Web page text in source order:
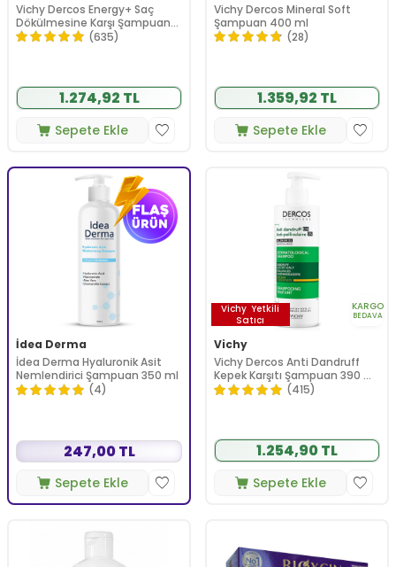
Vichy Dercos Energy+ Saç
Dökülmesine Karşı Şampuan
400 ml
(635)
1.274,92 TL
Sepete Ekle
Vichy Dercos Mineral Soft
Şampuan 400 ml
(28)
1.359,92 TL
Sepete Ekle
İdea Derma
İdea Derma Hyaluronik Asit
Nemlendirici Şampuan 350 ml
(4)
247,00 TL
Sepete Ekle
Vichy Yetkili
Satıcı
KARGO
BEDAVA
Vichy
Vichy Dercos Anti Dandruff
Kepek Karşıtı Şampuan 390 ml
- Kuru Saçlar (415)
1.254,90 TL
Sepete Ekle